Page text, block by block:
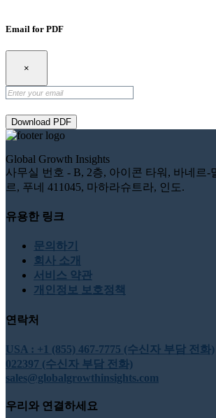
Email for PDF
×
Download PDF
Global Growth Insights
사무실 번호 - B, 2층, 아이콘 타워, 바네르-
르, 푸네 411045, 마하라슈트라, 인도.
유용한 링크
문의하기
회사 소개
서비스 약관
개인정보 보호정책
연락처
USA : +1 (855) 467-7775 (수신자 부담 전화)
022397 (수신자 부담 전화)
sales@globalgrowthinsights.com
우리와 연결하세요